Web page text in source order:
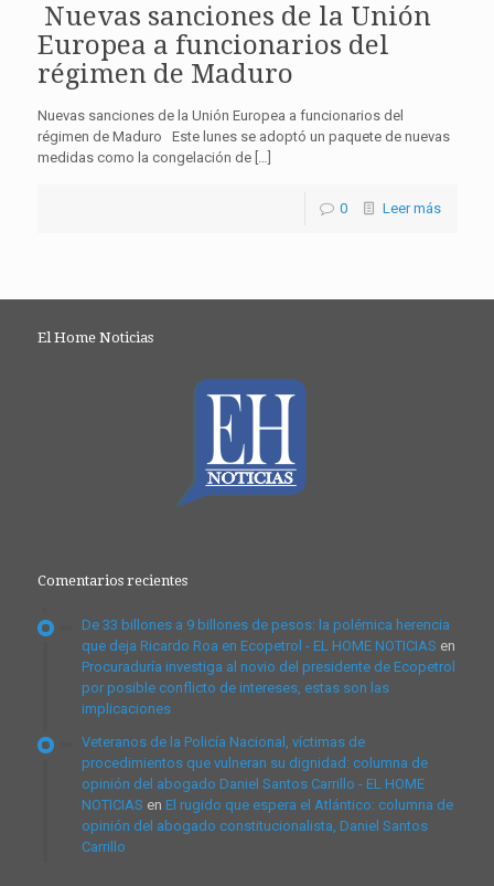
Nuevas sanciones de la Unión
Europea a funcionarios del
régimen de Maduro
Nuevas sanciones de la Unión Europea a funcionarios del
régimen de Maduro Este lunes se adoptó un paquete de nuevas
medidas como la congelación de […]
0 Leer más
El Home Noticias
Comentarios recientes
De 33 billones a 9 billones de pesos: la polémica herencia
que deja Ricardo Roa en Ecopetrol - EL HOME NOTICIAS en
Procuraduría investiga al novio del presidente de Ecopetrol
por posible conflicto de intereses, estas son las
implicaciones
Veteranos de la Policía Nacional, víctimas de
procedimientos que vulneran su dignidad: columna de
opinión del abogado Daniel Santos Carrillo - EL HOME
NOTICIAS en El rugido que espera el Atlántico: columna de
opinión del abogado constitucionalista, Daniel Santos
Carrillo